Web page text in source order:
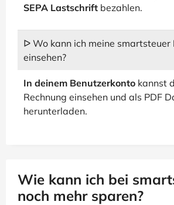
SEPA Lastschrift bezahlen.
ᐅ Wo kann ich meine smartsteuer
einsehen?
In deinem Benutzerkonto kannst
Rechnung einsehen und als PDF
herunterladen.
Wie kann ich bei
noch mehr sparen?